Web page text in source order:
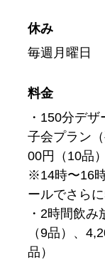
休み
毎週月曜日
料金
・150分デ
子会プラン
00円（10品）
※14時〜16
ールでさら
・2時間飲
（9品）、
品）